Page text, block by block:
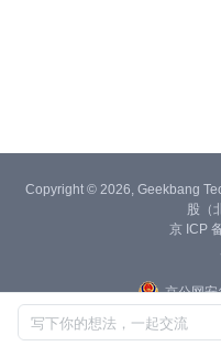
写下你的想法，一起交流
Copyright © 2026, Geekbang
股（
京 ICP
京公网